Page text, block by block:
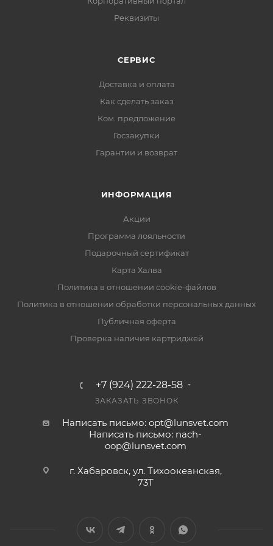
Тип товара: классический
Максимальная скорость чтения: 20 Мбайт/сек
Тип коннектора: с колпачком
Материал корпуса: металл
Основной цвет корпуса: черный
Дополнительный цвет корпу
Реквизиты
СЕРВИС
Доставка и оплата
Как сделать заказ
Ком. предложение
Госзакупки
Гарантии и возврат
ИНФОРМАЦИЯ
Акции
Программа лояльности
Подарочный сертификат
Карта Халва
Политика в отношении cookie-файлов
Политика в отношении обработки персональных данных
Публичная оферта
Проверка наличия картриджей
+7 (924) 222-28-58
ЗАКАЗАТЬ ЗВОНОК
Написать письмо: opt@lunsvet.com
Написать письмо: nach-
oop@lunsvet.com
г. Хабаровск, ул. Тихоокеанская,
73Т